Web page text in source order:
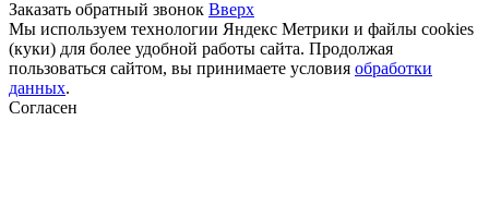
Заказать обратный звонок Вверх
Мы используем технологии Яндекс Метрики и файлы cookies
(куки) для более удобной работы сайта. Продолжая
пользоваться сайтом, вы принимаете условия обработки
данных.
Согласен